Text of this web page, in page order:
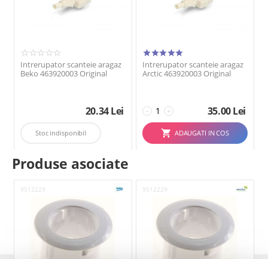
Intrerupator scanteie aragaz
Beko 463920003 Original
20.34Lei
Stoc indisponibil
Intrerupator scanteie aragaz
Arctic 463920003 Original
+
− 35.00Lei
ADAUGATI IN COS
Produse asociate
9512229 9512229